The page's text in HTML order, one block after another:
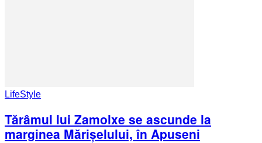
LifeStyle
Tărâmul lui Zamolxe se ascunde la
marginea Mărişelului, în Apuseni